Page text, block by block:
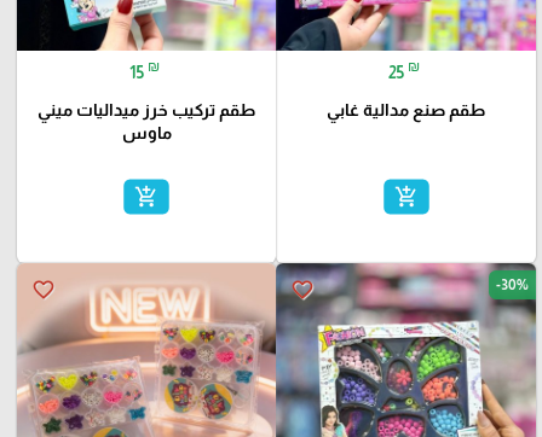
25 ₪
طقم صنع مدالية غابي
add_shopping_cart
15 ₪
طقم تركيب خرز ميداليات ميني
ماوس
add_shopping_cart
favorite_border -30%
favorite_border